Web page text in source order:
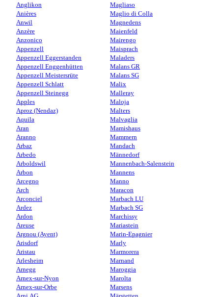
Anglikon
Anières
Anwil
Anzère
Anzonico
Appenzell
Appenzell Eggerstanden
Appenzell Enggenhütten
Appenzell Meistersrüte
Appenzell Schlatt
Appenzell Steinegg
Apples
Aproz (Nendaz)
Aquila
Aran
Aranno
Arbaz
Arbedo
Arboldswil
Arbon
Arcegno
Arch
Arconciel
Ardez
Ardon
Areuse
Argnou (Ayent)
Arisdorf
Aristau
Arlesheim
Arnegg
Arnex-sur-Nyon
Arnex-sur-Orbe
Magliaso
Maglio di Colla
Magnedens
Maienfeld
Mairengo
Maisprach
Maladers
Malans GR
Malans SG
Malix
Malleray
Maloja
Malters
Malvaglia
Mamishaus
Mammern
Mandach
Männedorf
Mannenbach-Salenstein
Mannens
Manno
Maracon
Marbach LU
Marbach SG
Marchissy
Mariastein
Marin-Epagnier
Marly
Marmorera
Marnand
Maroggia
Marolta
Marsens